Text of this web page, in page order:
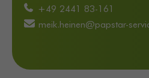
+49 2441 83-161
meik.heinen@papstar-